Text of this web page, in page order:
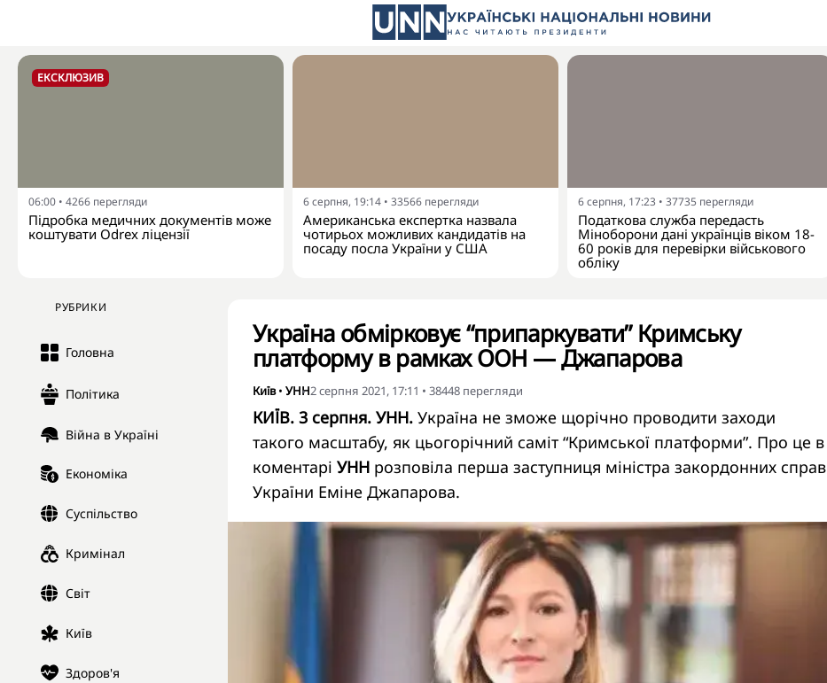
ЕКСКЛЮЗИВ
06:00 • 4266 перегляди
Підробка медичних документів може
коштувати Odrex ліцензії
6 серпня, 19:14 • 33566 перегляди
Американська експертка назвала
чотирьох можливих кандидатів на
посаду посла України у США
6 серпня, 17:23 • 37735 перегляди
Податкова служба передасть
Міноборони дані українців віком 18-
60 років для перевірки військового
обліку
РУБРИКИ
Головна
Політика
Війна в Україні
Економіка
Суспільство
Кримінал
Світ
Київ
Здоров'я
Україна обмірковує “припаркувати” Кримську
платформу в рамках ООН — Джапарова
Київ• УНН2 серпня 2021, 17:11 • 38448 перегляди
КИЇВ. 3 серпня. УНН. Україна не зможе щорічно проводити заходи
такого масштабу, як цьогорічний саміт “Кримської платформи”. Про це в
коментарі УНН розповіла перша заступниця міністра закордонних справ
України Еміне Джапарова.